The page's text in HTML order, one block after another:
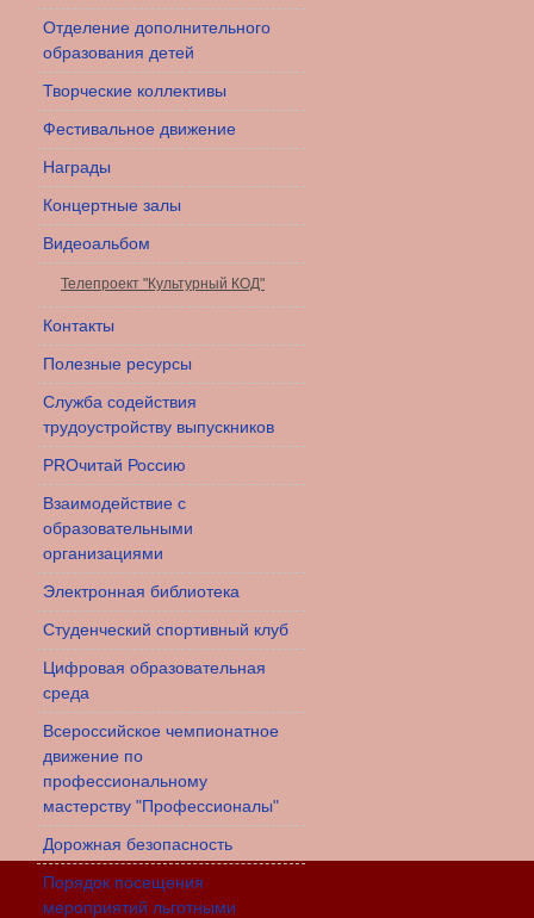
Отделение дополнительного
образования детей
Творческие коллективы
Фестивальное движение
Награды
Концертные залы
Видеоальбом
Телепроект "Культурный КОД"
Контакты
Полезные ресурсы
Служба содействия
трудоустройству выпускников
PROчитай Россию
Взаимодействие с
образовательными
организациями
Электронная библиотека
Студенческий спортивный клуб
Цифровая образовательная
среда
Всероссийское чемпионатное
движение по
профессиональному
мастерству "Профессионалы"
Дорожная безопасность
Порядок посещения
мероприятий льготными